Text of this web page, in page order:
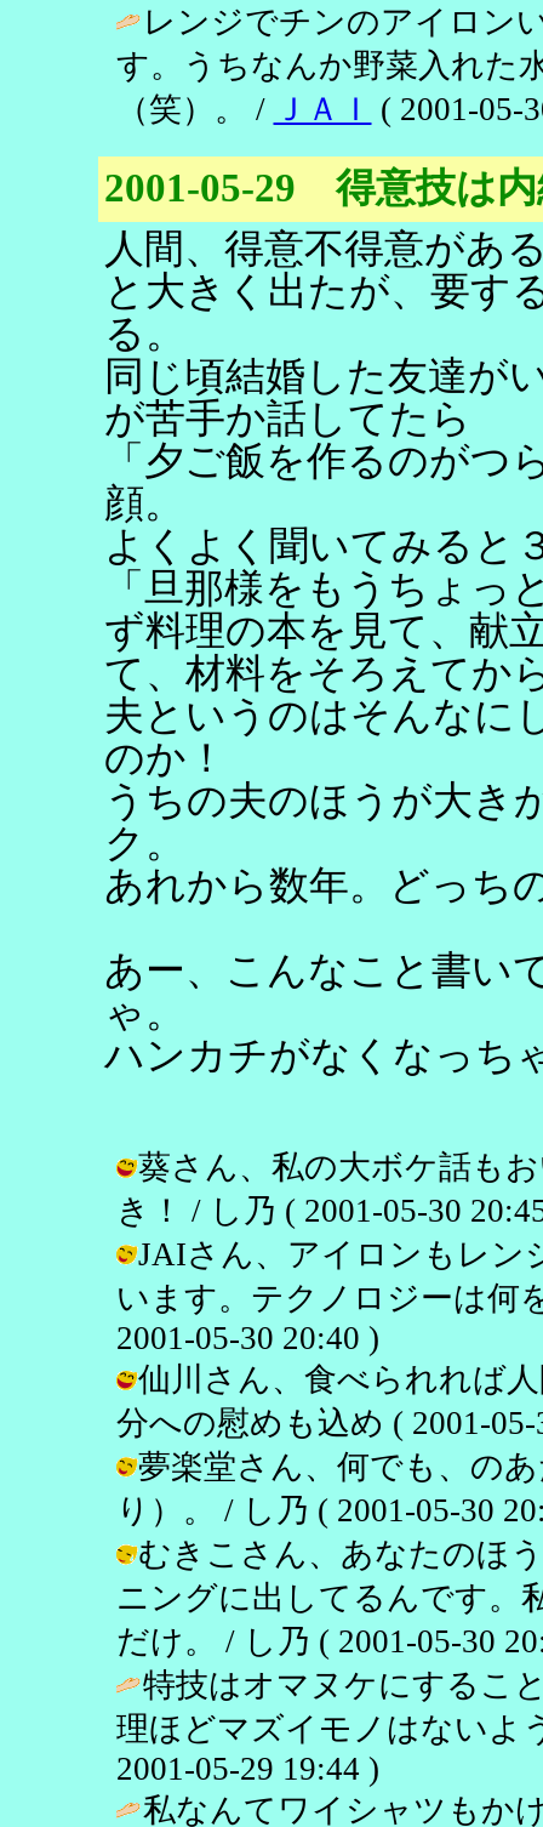
レンジでチンのアイロン
す。うちなんか野菜入れた
（笑）。 / ＪＡＩ ( 2001-05-
2001-05-29 得意技は
人間、得意不得意があ
と大きく出たが、要す
る。
同じ頃結婚した友達が
が苦手か話してたら
「夕ご飯を作るのが
顔。
よくよく聞いてみると
「旦那様をもうちょっ
ず料理の本を見て、献
て、材料をそろえてか
夫というのはそんなに
のか！
うちの夫のほうが大き
ク。
あれから数年。どっち
あー、こんなこと書い
ゃ。
ハンカチがなくなっち
葵さん、私の大ボケ話も
き！ / し乃 ( 2001-05-30
JAIさん、アイロンもレン
います。テクノロジーは何
2001-05-30 20:40 )
仙川さん、食べられれば
分への慰めも込め ( 2001-05-
夢楽堂さん、何でも、の
り）。 / し乃 ( 2001-05-30
むきこさん、あなたのほ
ニングに出してるんです。
だけ。 / し乃 ( 2001-05-30
特技はオマヌケにするこ
理ほどマズイモノはないよ
2001-05-29 19:44 )
私なんてワイシャツもか